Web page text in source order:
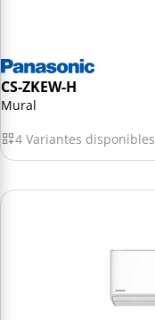
CS-ZKEW-H
Mural
4 Variantes disponibles